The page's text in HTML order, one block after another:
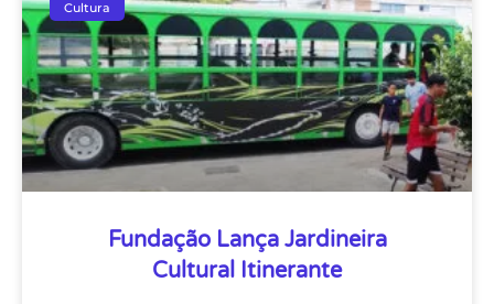
Cultura
Fundação Lança Jardineira
Cultural Itinerante